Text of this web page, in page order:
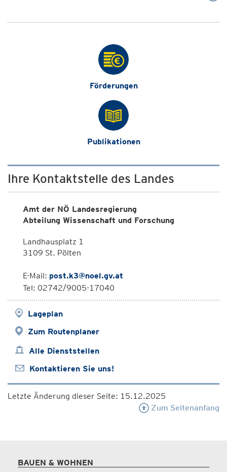
Förderungen
Publikationen
Ihre Kontaktstelle des Landes
Amt der NÖ Landesregierung
Abteilung Wissenschaft und Forschung
Landhausplatz 1
3109 St. Pölten
E-Mail: post.k3@noel.gv.at
Tel: 02742/9005-17040
Lageplan
Zum Routenplaner
Alle Dienststellen
Kontaktieren Sie uns!
Letzte Änderung dieser Seite: 15.12.2025
Zum Seitenanfang
BAUEN & WOHNEN